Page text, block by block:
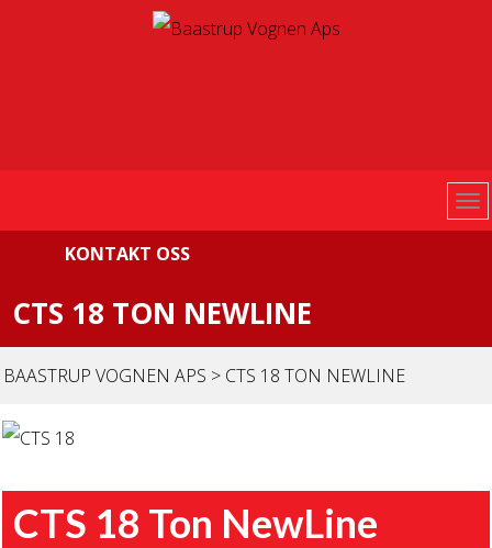
KONTAKT OSS
CTS 18 TON NEWLINE
BAASTRUP VOGNEN APS > CTS 18 TON NEWLINE
CTS 18 Ton NewLine